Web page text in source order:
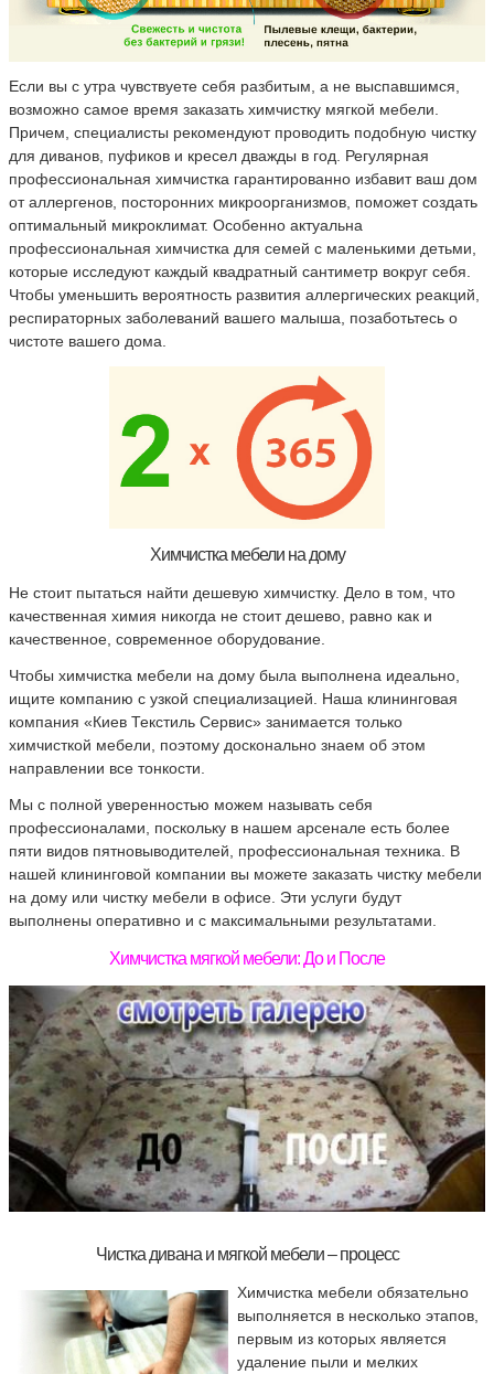
Если вы с утра чувствуете себя разбитым, а не выспавшимся,
возможно самое время заказать химчистку мягкой мебели.
Причем, специалисты рекомендуют проводить подобную чистку
для диванов, пуфиков и кресел дважды в год. Регулярная
профессиональная химчистка гарантированно избавит ваш дом
от аллергенов, посторонних микроорганизмов, поможет создать
оптимальный микроклимат. Особенно актуальна
профессиональная химчистка для семей с маленькими детьми,
которые исследуют каждый квадратный сантиметр вокруг себя.
Чтобы уменьшить вероятность развития аллергических реакций,
респираторных заболеваний вашего малыша, позаботьтесь о
чистоте вашего дома.
Химчистка мебели на дому
Не стоит пытаться найти дешевую химчистку. Дело в том, что
качественная химия никогда не стоит дешево, равно как и
качественное, современное оборудование.
Чтобы химчистка мебели на дому была выполнена идеально,
ищите компанию с узкой специализацией. Наша клининговая
компания «Киев Текстиль Сервис» занимается только
химчисткой мебели, поэтому досконально знаем об этом
направлении все тонкости.
Мы с полной уверенностью можем называть себя
профессионалами, поскольку в нашем арсенале есть более
пяти видов пятновыводителей, профессиональная техника. В
нашей клининговой компании вы можете заказать чистку мебели
на дому или чистку мебели в офисе. Эти услуги будут
выполнены оперативно и с максимальными результатами.
Химчистка мягкой мебели: До и После
Чистка дивана и мягкой мебели – процесс
Химчистка мебели обязательно
выполняется в несколько этапов,
первым из которых является
удаление пыли и мелких